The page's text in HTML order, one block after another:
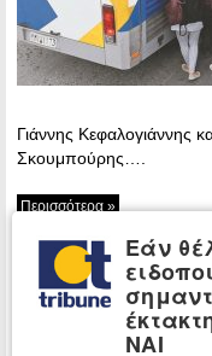
Γιάννης Κεφαλογιάννης
Σκουμπούρης….
Περισσότερα »
ΕΛΛΑΔΑ
κυκλοφορία
Εάν
ΝΑΙ